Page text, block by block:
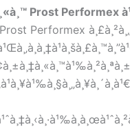
Prost Performex
Prost Performex